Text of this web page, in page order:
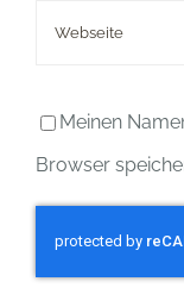
Meinen
Browser